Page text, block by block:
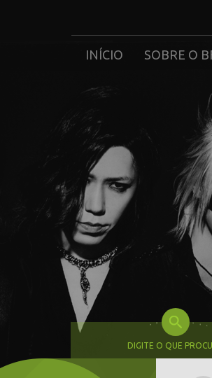
INÍCIO SOBRE O
DIGITE O QUE